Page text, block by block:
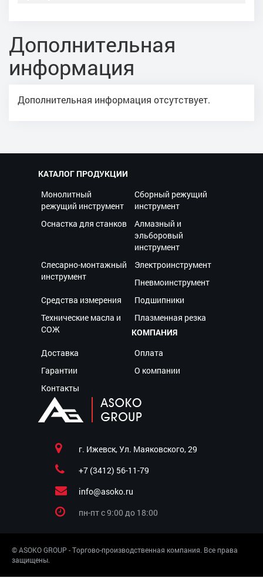
Дополнительная
информация
Дополнительная информация отсутствует.
КАТАЛОГ ПРОДУКЦИИ
Монолитный
режущий инструмент
Сборный режущий
инструмент
Оснастка для станков
Алмазный и
эльборовый
инструмент
Слесарно-монтажный
инструмент
Электроинструмент
Пневмоинструмент
Средства измерения
Подшипники
Технические масла и
СОЖ
Плазменная резка
КОМПАНИЯ
Доставка
Оплата
Гарантии
О компании
Контакты
г. Ижевск, Ул. Маяковского, 29
+7 (3412) 56-11-79
info@asoko.ru
пн-пт c 9:00 до 18:00
© ASOKO GROUP - Торгово-производственная компания. Все права
защищены.